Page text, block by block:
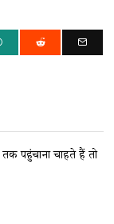
पहुंचाना चाहते हैं तो